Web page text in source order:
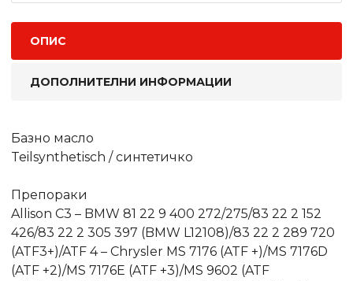
ОПИС
ДОПОЛНИТЕЛНИ ИНФОРМАЦИИ
Базно масло
Teilsynthetisch / синтетичко
Препораки
Allison C3 – BMW 81 22 9 400 272/275/83 22 2 152
426/83 22 2 305 397 (BMW L12108)/83 22 2 289 720
(ATF3+)/ATF 4 – Chrysler MS 7176 (ATF +)/MS 7176D
(ATF +2)/MS 7176E (ATF +3)/MS 9602 (ATF